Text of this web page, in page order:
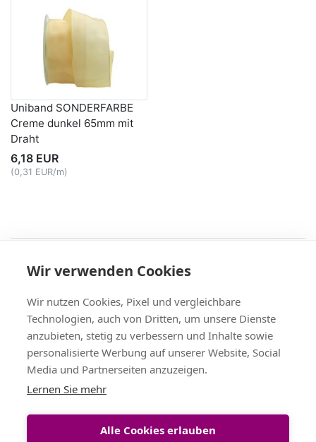
Uniband SONDERFARBE
Creme dunkel 65mm mit
Draht
6,18 EUR
(0,31 EUR/m)
AGB
| Widerruf & -formular | Datenschutz
Versand & Zahlung,Kontakt,Fax-Bestellschein
+49 (0)8704/9281-95, Fax: -96
Vertrag widerrufen
Bänder Großhandel
Wir verwenden Cookies
Wir nutzen Cookies, Pixel und vergleichbare
Technologien, auch von Dritten, um unsere Dienste
anzubieten, stetig zu verbessern und Inhalte sowie
personalisierte Werbung auf unserer Website, Social
Media und Partnerseiten anzuzeigen.
Lernen Sie mehr
Alle Cookies erlauben